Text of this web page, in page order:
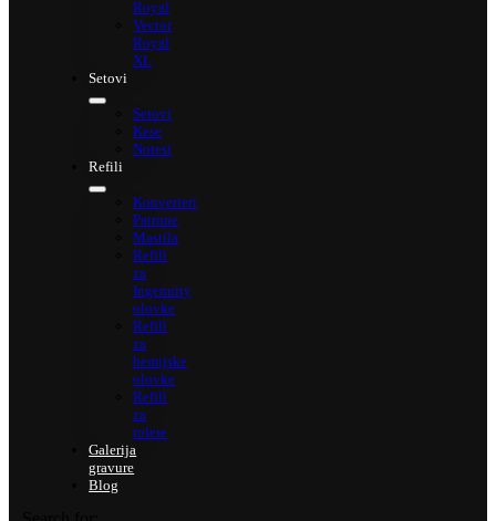
Royal
Vector
Royal
XL
Setovi
Setovi
Kese
Notesi
Refili
Konverteri
Patrone
Mastila
Refili
za
Ingenuity
olovke
Refili
za
hemijske
olovke
Refili
za
rolere
Galerija
gravure
Blog